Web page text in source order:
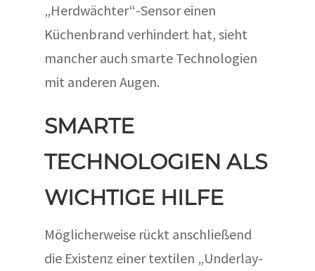
„Herdwächter“-Sensor einen
Küchenbrand verhindert hat, sieht
mancher auch smarte Technologien
mit anderen Augen.
SMARTE
TECHNOLOGIEN ALS
WICHTIGE HILFE
Möglicherweise rückt anschließend
die Existenz einer textilen „Underlay-